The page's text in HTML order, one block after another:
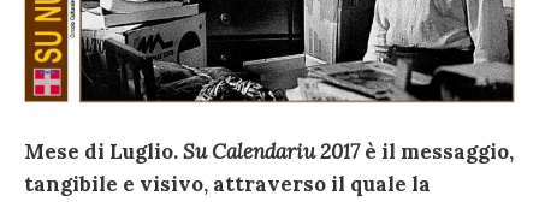
Mese di Luglio.Su Calendariu 2017è il messaggio,
tangibile e visivo, attraverso il quale la